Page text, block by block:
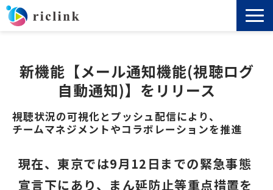
導入事例
ノウハウ
新機能【メール通知機能(視聴ログ
自動通知)】をリリース
視聴状況の可視化とプッシュ配信により、
チームマネジメントやコラボレーションを推進
現在、東京では9月12日までの緊急事態
宣言下にあり、まん延防止等重点措置を